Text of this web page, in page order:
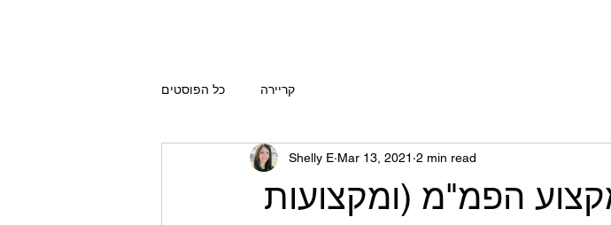
כל הפוסטים קריירה
הפמ"מ (ומקצועות
Shelly E Mar 13, 2021 2 min read